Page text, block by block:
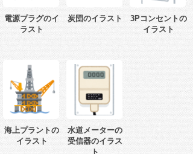
電源プラグのイ
ラスト
炭団のイラスト
3Pコンセントの
イラスト
海上プラントの
イラスト
水道メーターの
受信器のイラス
ト